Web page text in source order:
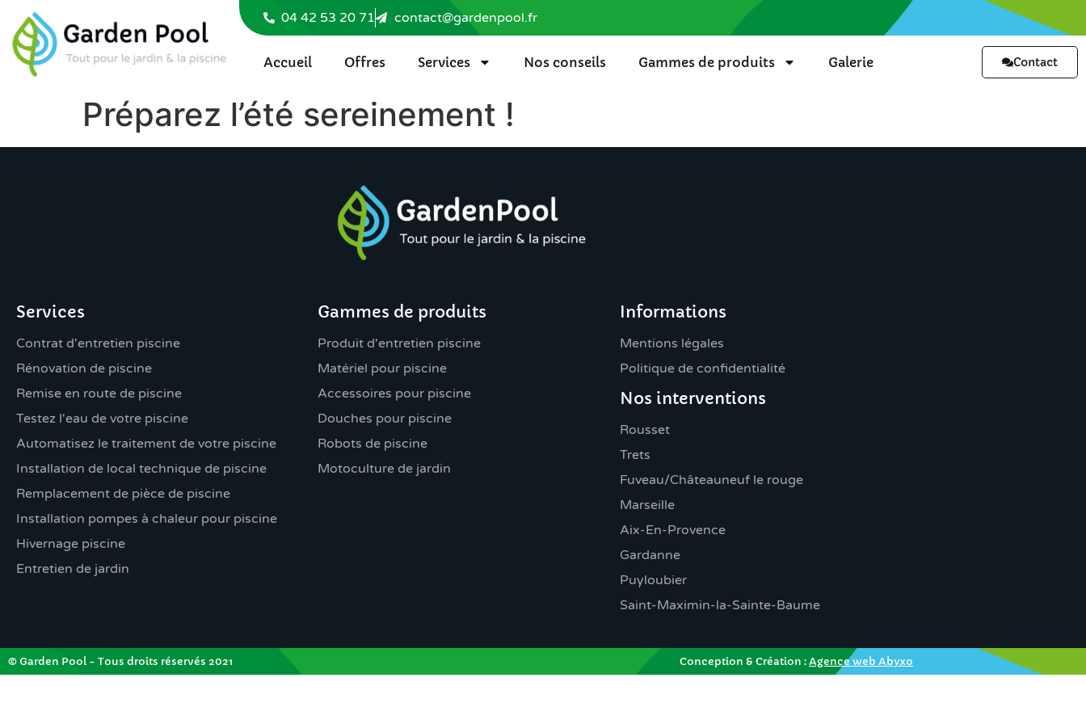
04 42 53 20 71 contact@gardenpool.fr
Accueil Offres Services Nos conseils Gammes de produits Galerie Contact
Préparez l’été sereinement !
Services
Contrat d'entretien piscine
Rénovation de piscine
Remise en route de piscine
Testez l'eau de votre piscine
Automatisez le traitement de votre piscine
Installation de local technique de piscine
Remplacement de pièce de piscine
Installation pompes à chaleur pour piscine
Hivernage piscine
Entretien de jardin
Gammes de produits
Produit d'entretien piscine
Matériel pour piscine
Accessoires pour piscine
Douches pour piscine
Robots de piscine
Motoculture de jardin
Informations
Mentions légales
Politique de confidentialité
Nos interventions
Rousset
Trets
Fuveau/Châteauneuf le rouge
Marseille
Aix-En-Provence
Gardanne
Puyloubier
Saint-Maximin-la-Sainte-Baume
© Garden Pool - Tous droits réservés 2021 Conception & Création :Agence web Abyxo